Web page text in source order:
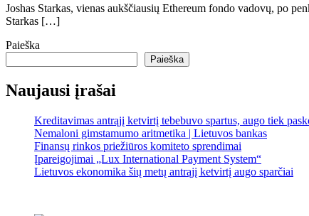
Joshas Starkas, vienas aukščiausių Ethereum fondo vadovų, po
Starkas […]
Paieška
Paieška
Naujausi įrašai
Kreditavimas antrąjį ketvirtį tebebuvo spartus, augo tiek
Nemaloni gimstamumo aritmetika | Lietuvos bankas
Finansų rinkos priežiūros komiteto sprendimai
Įpareigojimai „Lux International Payment System“
Lietuvos ekonomika šių metų antrąjį ketvirtį augo sparčiai